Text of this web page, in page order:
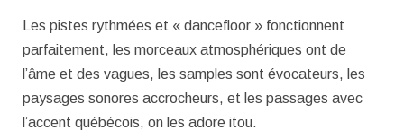
Les pistes rythmées et « dancefloor » fonctionnent
parfaitement, les morceaux atmosphériques ont de
l’âme et des vagues, les samples sont évocateurs, les
paysages sonores accrocheurs, et les passages avec
l’accent québécois, on les adore itou.